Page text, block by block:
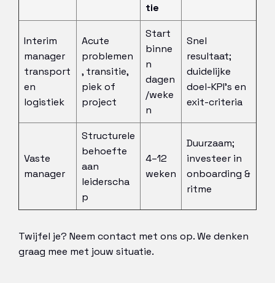
tie
Interim
manager
transport
en
logistiek
Acute
problemen
, transitie,
piek of
project
Start
binne
n
dagen
/weke
n
Snel
resultaat;
duidelijke
doel-KPI’s en
exit-criteria
Vaste
manager
Structurele
behoefte
aan
leiderscha
p
4–12
weken
Duurzaam;
investeer in
onboarding &
ritme
Twijfel je? Neem contact met ons op. We denken
graag mee met jouw situatie.